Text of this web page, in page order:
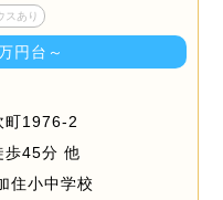
スあり
円台～
町1976-2
歩45分 他
住小中学校